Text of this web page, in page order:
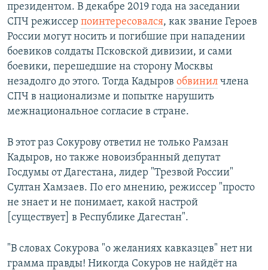
президентом. В декабре 2019 года на заседании
СПЧ режиссер поинтересовался, как звание Героев
России могут носить и погибшие при нападении
боевиков солдаты Псковской дивизии, и сами
боевики, перешедшие на сторону Москвы
незадолго до этого. Тогда Кадыров обвинил члена
СПЧ в национализме и попытке нарушить
межнациональное согласие в стране.
В этот раз Сокурову ответил не только Рамзан
Кадыров, но также новоизбранный депутат
Госдумы от Дагестана, лидер "Трезвой России"
Султан Хамзаев. По его мнению, режиссер "просто
не знает и не понимает, какой настрой
[существует] в Республике Дагестан".
"В словах Сокурова "о желаниях кавказцев" нет ни
грамма правды! Никогда Сокуров не найдёт на